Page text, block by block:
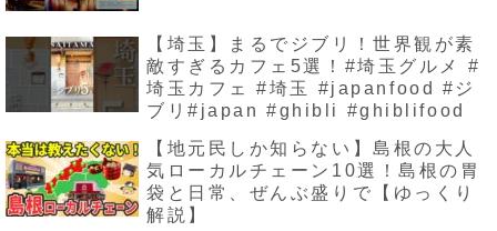
【埼玉】まるでジブリ！世界観が素
敵すぎるカフェ5選！#埼玉グルメ #
埼玉カフェ #埼玉 #japanfood #ジ
ブリ#japan #ghibli #ghiblifood
【地元民しか知らない】島根の大人
気ローカルチェーン10選！島根の胃
袋と日常、ぜんぶ盛りで【ゆっくり
解説】